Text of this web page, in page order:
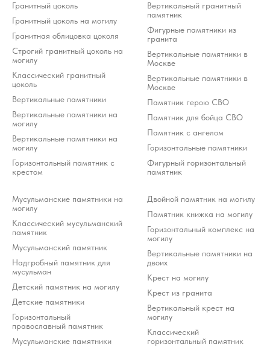
Гранитный цоколь
Гранитный цоколь на могилу
Гранитная облицовка цоколя
Строгий гранитный цоколь на
могилу
Классический гранитный
цоколь
Вертикальные памятники
Вертикальные памятники на
могилу
Вертикальные памятники на
могилу
Горизонтальный памятник с
крестом
Вертикальный гранитный
памятник
Фигурные памятники из
гранита
Вертикальные памятники в
Москве
Вертикальные памятники в
Москве
Памятник герою СВО
Памятник для бойца СВО
Памятник с ангелом
Горизонтальные памятники
Фигурный горизонтальный
памятник
Мусульманские памятники на
могилу
Классический мусульманский
памятник
Мусульманский памятник
Надгробный памятник для
мусульман
Детский памятник на могилу
Детские памятники
Горизонтальный
православный памятник
Мусульманские памятники
Двойной памятник на могилу
Памятник книжка на могилу
Горизонтальный комплекс на
могилу
Вертикальные памятники на
двоих
Крест на могилу
Крест из гранита
Вертикальный крест на
могилу
Классический
горизонтальный памятник